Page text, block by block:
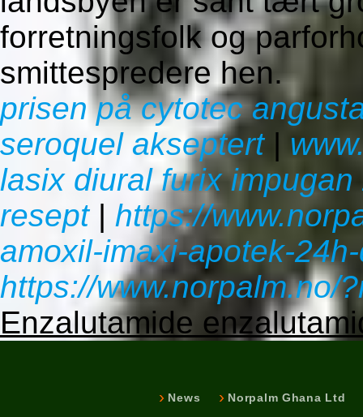
forretningsfolk og
smittespredere hen.
prisen på cytotec
seroquel akseptert|
lasix diural furix
resept| https://
amoxil-imaxi-apotek-
https://www.norpalm.no/
Enzalutamide
News Norpalm Ghana Ltd